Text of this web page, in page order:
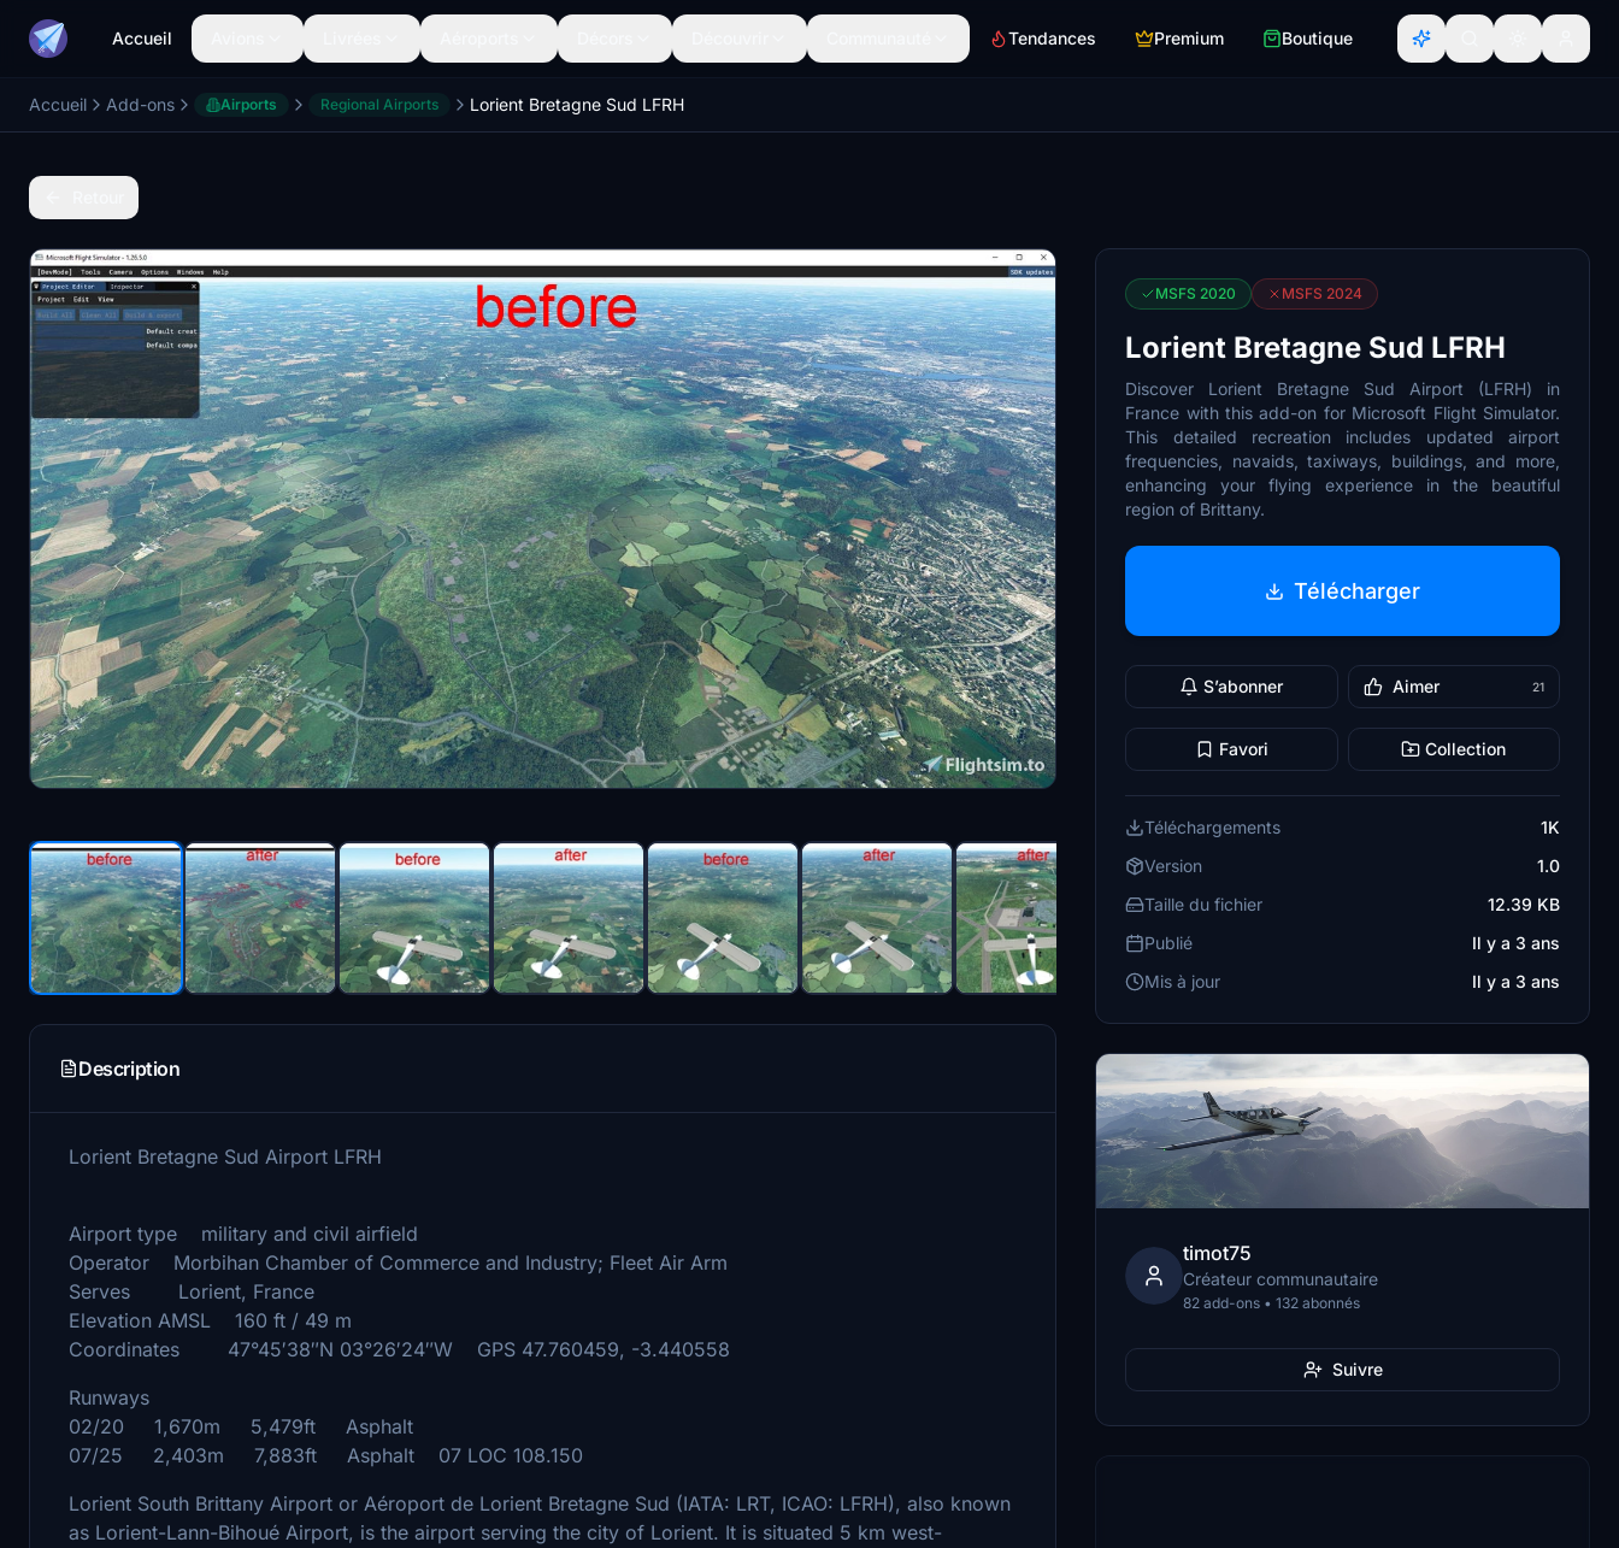
Accueil Tendances Premium Boutique
Accueil Add-ons Airports Regional Airports Lorient Bretagne Sud LFRH
Description
Lorient Bretagne Sud Airport LFRH
Airport type military and civil airfield
Operator Morbihan Chamber of Commerce and Industry; Fleet Air Arm
Serves Lorient, France
Elevation AMSL 160 ft / 49 m
Coordinates 47°45′38″N 03°26′24″W GPS 47.760459, -3.440558
Runways
02/20 1,670m 5,479ft Asphalt
07/25 2,403m 7,883ft Asphalt 07 LOC 108.150
Lorient South Brittany Airport or Aéroport de Lorient Bretagne Sud (IATA: LRT, ICAO: LFRH), also known
as Lorient-Lann-Bihoué Airport, is the airport serving the city of Lorient. It is situated 5 km west-
MSFS 2020 MSFS 2024
Lorient Bretagne Sud LFRH
Discover Lorient Bretagne Sud Airport (LFRH) in
France with this add-on for Microsoft Flight Simulator.
This detailed recreation includes updated airport
frequencies, navaids, taxiways, buildings, and more,
enhancing your flying experience in the beautiful
region of Brittany.
Télécharger
S’abonner Aimer 21
Favori Collection
Téléchargements
1K
Version
1.0
Taille du fichier
12.39 KB
Publié
Il y a 3 ans
Mis à jour
Il y a 3 ans
timot75
Créateur communautaire
82 add-ons • 132 abonnés
Suivre